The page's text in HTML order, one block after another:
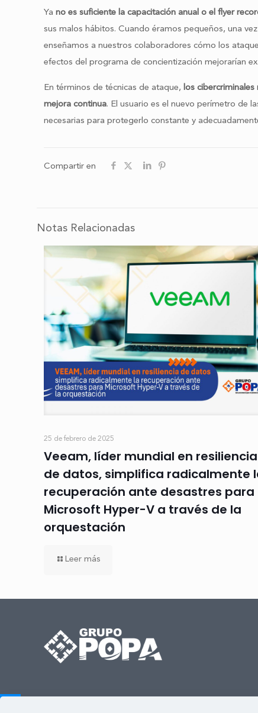
Yano es suficiente la capacitación anual o el flyer
sus malos hábitos. Cuando éramos pequeños, una
enseñamos a nuestros colaboradores cómo los
efectos del programa de concientización mejorarían
En términos de técnicas de ataque,los cibercriminales
mejora continua. El usuario es el nuevo perímetro de
necesarias para protegerlo constante y
Compartir en
Notas Relacionadas
25 de febrero de 2025
Veeam, líder mundial en resiliencia
de datos, simplifica radicalmente
recuperación ante desastres para
Microsoft Hyper-V a través de la
orquestación
Leer más